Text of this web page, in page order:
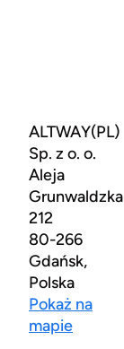
ALTWAY(PL)
Sp. z o. o.
Aleja
Grunwaldzka
212
80-266
Gdańsk,
Polska
Pokaż na
mapie